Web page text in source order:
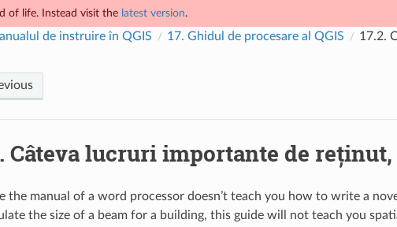
of life. Instead visit the latest version.
de instruire în QGIS 17. Ghidul de procesare al QGIS 17.2.
Câteva lucruri importante de
the manual of a word processor doesn’t teach you how to write a
the size of a beam for a building, this guide will not teach you